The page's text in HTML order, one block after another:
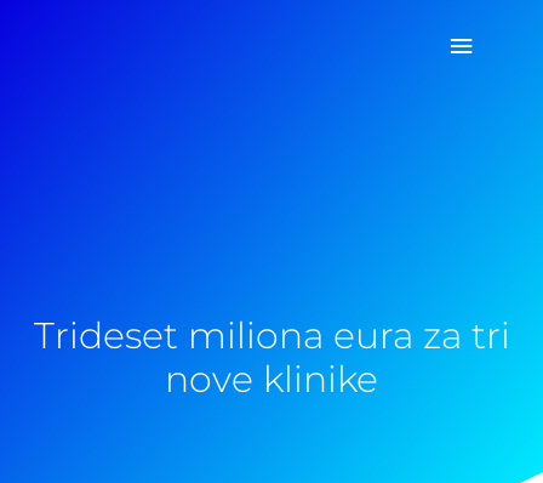
Glavni
Trideset miliona eura za tri
nove klinike